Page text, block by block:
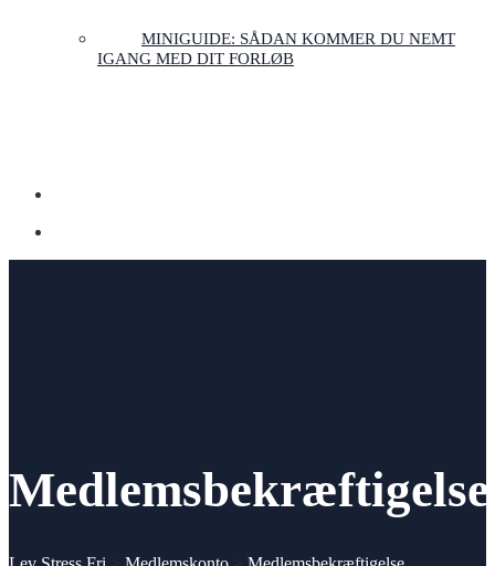
MINIGUIDE: SÅDAN KOMMER DU NEMT
IGANG MED DIT FORLØB
Medlemsbekræftigelse